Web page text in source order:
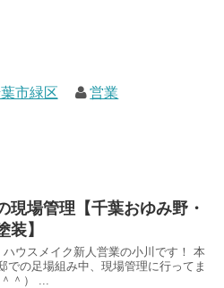
市緑区 営業
現場管理【千葉おゆみ野・
装】
ハウスメイク新人営業の小川です！ 本
での足場組み中、現場管理に行ってま
＾） ...